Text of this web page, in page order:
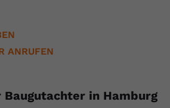
ANRUFEN
Baugutachter in Hamburg
eine eindeutige ID, um